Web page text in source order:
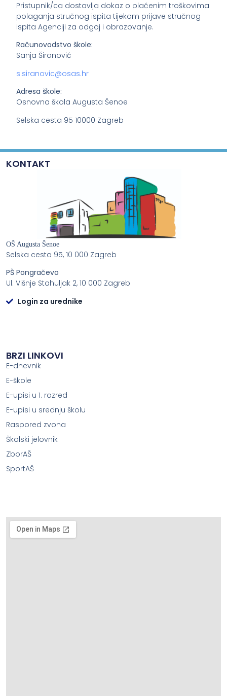
Pristupnik/ca dostavlja dokaz o plaćenim troškovima
polaganja stručnog ispita tijekom prijave stručnog
ispita Agenciji za odgoj i obrazovanje.
Računovodstvo škole:
Sanja Širanović
s.siranovic@osas.hr
Adresa škole:
Osnovna škola Augusta Šenoe
Selska cesta 95 10000 Zagreb
KONTAKT
OŠ Augusta Šenoe
Selska cesta 95, 10 000 Zagreb
PŠ Pongračevo
Ul. Višnje Stahuljak 2, 10 000 Zagreb
Login za urednike
BRZI LINKOVI
E-dnevnik
E-škole
E-upisi u 1. razred
E-upisi u srednju školu
Raspored zvona
Školski jelovnik
ZborAŠ
SportAŠ